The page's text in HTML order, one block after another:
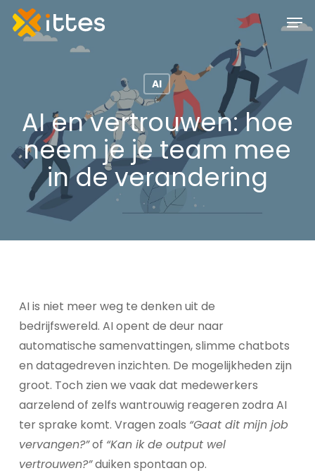
Skip
AI
AI en vertrouwen: hoe
neem je je team mee
in de verandering
AI is niet meer weg te denken uit de
bedrijfswereld. AI opent de deur naar
automatische samenvattingen, slimme chatbots
en datagedreven inzichten. De mogelijkheden zijn
groot. Toch zien we vaak dat medewerkers
aarzelend of zelfs wantrouwig reageren zodra AI
ter sprake komt. Vragen zoals “Gaat dit mijn job
vervangen?”of “Kan ik de output wel
vertrouwen?”duiken spontaan op.